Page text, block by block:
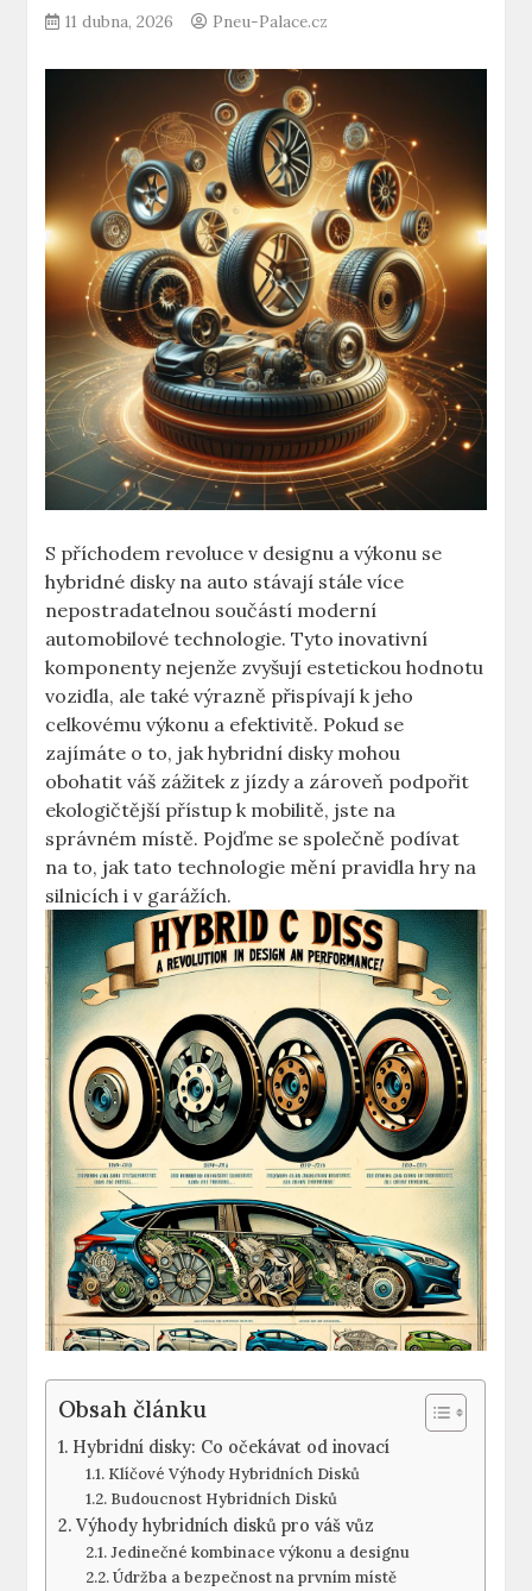
11 dubna, 2026 Pneu-Palace.cz
S ‌příchodem revoluce ⁢v designu a výkonu se
hybridné disky na ‌auto⁣ stávají⁢ stále ⁤více
nepostradatelnou součástí moderní
automobilové technologie. Tyto inovativní
komponenty nejenže zvyšují estetickou hodnotu
‍vozidla, ale také výrazně přispívají k ‍jeho
celkovému výkonu a efektivitě. Pokud‌ se
‍zajímáte⁤ o ⁤to, jak hybridní disky mohou
obohatit váš‌ zážitek ⁢z jízdy a zároveň podpořit​
ekologičtější⁣ přístup k mobilitě, jste na
správném místě. Pojďme ⁢se společně‌ podívat
⁣na to, jak tato technologie mění pravidla⁣ hry na
silnicích i v garážích.
Obsah článku
Hybridní disky: Co⁢ očekávat​ od inovací
Klíčové Výhody Hybridních ‍Disků
Budoucnost⁤ Hybridních Disků
Výhody hybridních ⁤disků⁤ pro váš vůz
Jedinečné kombinace výkonu ⁣a designu
Údržba a bezpečnost‍ na prvním místě